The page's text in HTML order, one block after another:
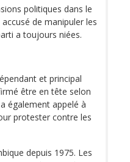
politiques dans le
de manipuler les
a toujours niées.
et principal
être en tête selon
également appelé à
protester contre les
depuis 1975. Les